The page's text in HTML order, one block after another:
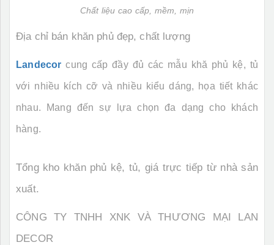
Chất liệu cao cấp, mềm, mịn
Địa chỉ bán khăn phủ đẹp, chất lượng
Landecor cung cấp đầy đủ các mẫu khă phủ kệ, tủ
với nhiều kích cỡ và nhiều kiểu dáng, họa tiết khác
nhau. Mang đến sự lựa chọn đa dạng cho khách
hàng.
Tổng kho khăn phủ kệ, tủ, giá trực tiếp từ nhà sản
xuất.
CÔNG TY TNHH XNK VÀ THƯƠNG MẠI LAN
DECOR